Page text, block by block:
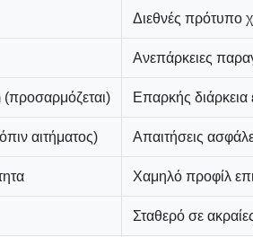
Διεθνές πρότυπο
Ανεπάρκειες
Επαρκής διάρκεια
αιτήματος) Απαιτήσεις
Χαμηλό προφίλ
Σταθερό σε